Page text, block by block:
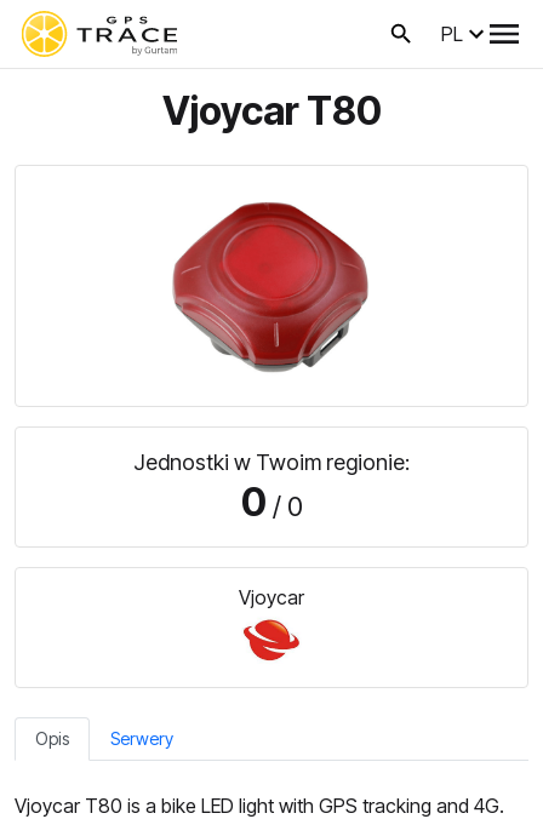
PL
Vjoycar T80
Jednostki w Twoim regionie:
0 / 0
Vjoycar
Opis Serwery
Vjoycar T80 is a bike LED light with GPS tracking and 4G.